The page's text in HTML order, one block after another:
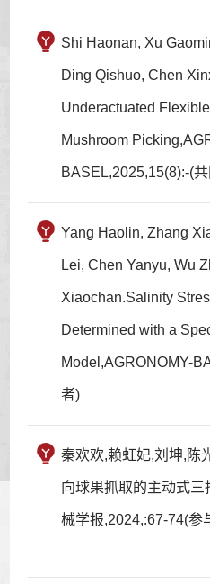
Shi Haonan, Xu
Ding Qishuo, Chen
Underactuated
Mushroom
BASEL,2025,15(8):-(
Yang Haolin, Zhang
Lei, Chen Yanyu, Wu
Xiaochan.Salinity
Determined with a
Model,AGRONOMY-
者)
秦欢欢,赖虹妃,刘坤,陈
向球果抓取的主动式
械学报,2024,:67-74(参